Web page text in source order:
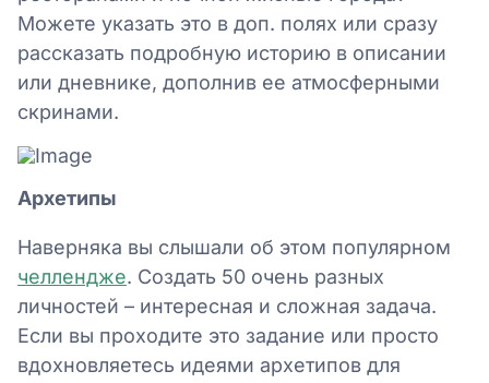
Можете указать это в доп. полях или сразу
рассказать подробную историю в описании
или дневнике, дополнив ее атмосферными
скринами.
Архетипы
Наверняка вы слышали об этом популярном
челлендже. Создать 50 очень разных
личностей – интересная и сложная задача.
Если вы проходите это задание или просто
вдохновляетесь идеями архетипов для